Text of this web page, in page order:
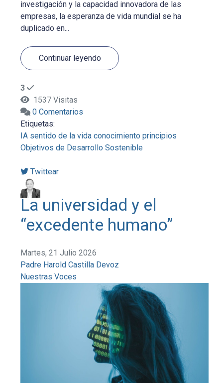
investigación y la capacidad innovadora de las
empresas, la esperanza de vida mundial se ha
duplicado en...
Continuar leyendo
3
1537 Visitas
0 Comentarios
Etiquetas:
IA sentido de la vida conocimiento principios
Objetivos de Desarrollo Sostenible
Twittear
La universidad y el
“excedente humano”
Martes, 21 Julio 2026
Padre Harold Castilla Devoz
Nuestras Voces